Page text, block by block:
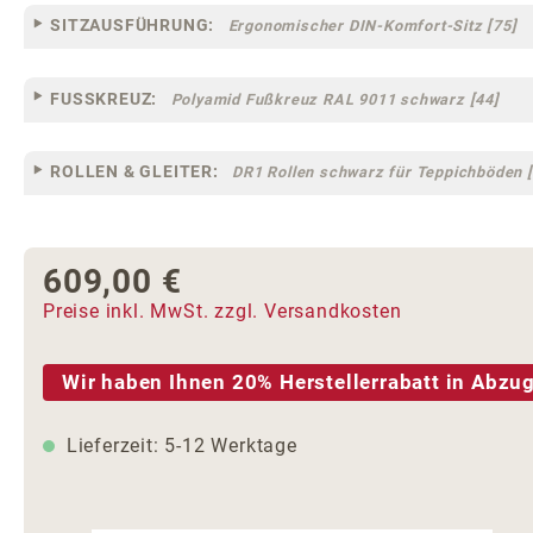
SITZAUSFÜHRUNG: Ergonomischer DIN-Komfort-Sitz [75]
FUSSKREUZ: Polyamid Fußkreuz RAL 9011 schwarz [44]
ROLLEN & GLEITER: DR1 Rollen schwarz für Teppichböden
Regulärer Preis:
609,00 €
Preise inkl. MwSt. zzgl. Versandkosten
Wir haben Ihnen 20% Herstellerrabatt in
Lieferzeit: 5-12 Werktage